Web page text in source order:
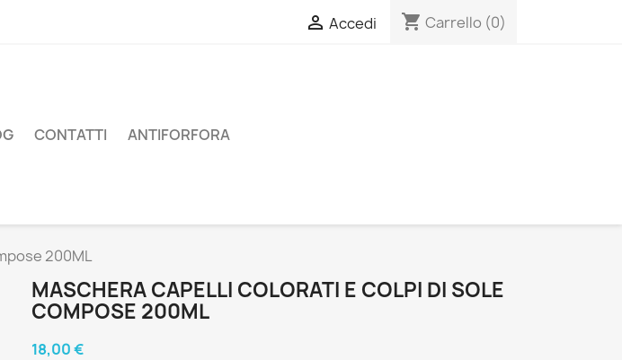
 Accedi shopping_cart Carrello (0)
CONTATTI ANTIFORFORA
200ML
MASCHERA CAPELLI COLORATI E COLPI DI SOLE
COMPOSE 200ML
18,00 €